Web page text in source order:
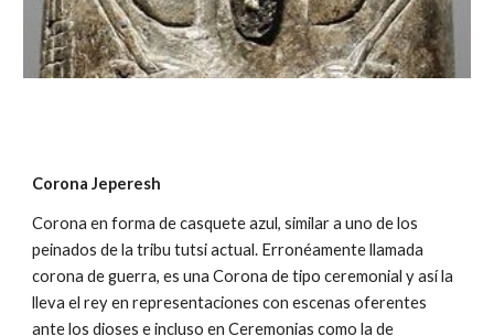
Corona Jeperesh
Corona en forma de casquete azul, similar a uno de los
peinados de la tribu tutsi actual. Erronéamente llamada
corona de guerra, es una Corona de tipo ceremonial y así la
lleva el rey en representaciones con escenas oferentes
ante los dioses e incluso en Ceremonias como la de